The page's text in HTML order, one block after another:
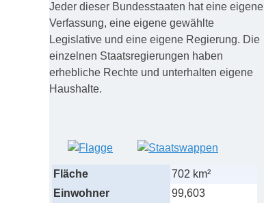
Jeder dieser Bundesstaaten hat eine eigene
Verfassung, eine eigene gewählte
Legislative und eine eigene Regierung. Die
einzelnen Staatsregierungen haben
erhebliche Rechte und unterhalten eigene
Haushalte.
Fläche
702 km²
Einwohner
99,603